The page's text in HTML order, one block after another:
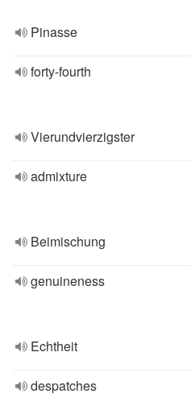
Pinasse
forty-fourth
Vierundvierzigster
admixture
Beimischung
genuineness
Echtheit
despatches